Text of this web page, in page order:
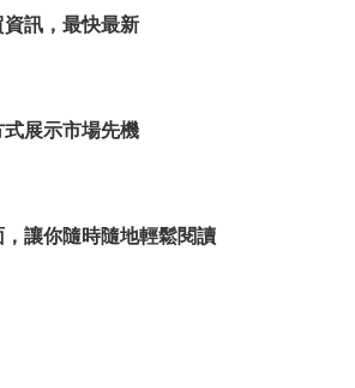
資訊，最快最新
式展示市場先機
，讓你隨時隨地輕鬆閱讀